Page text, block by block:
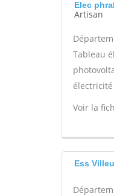
Elec
Artisan
Tableau
Voir la
Ess